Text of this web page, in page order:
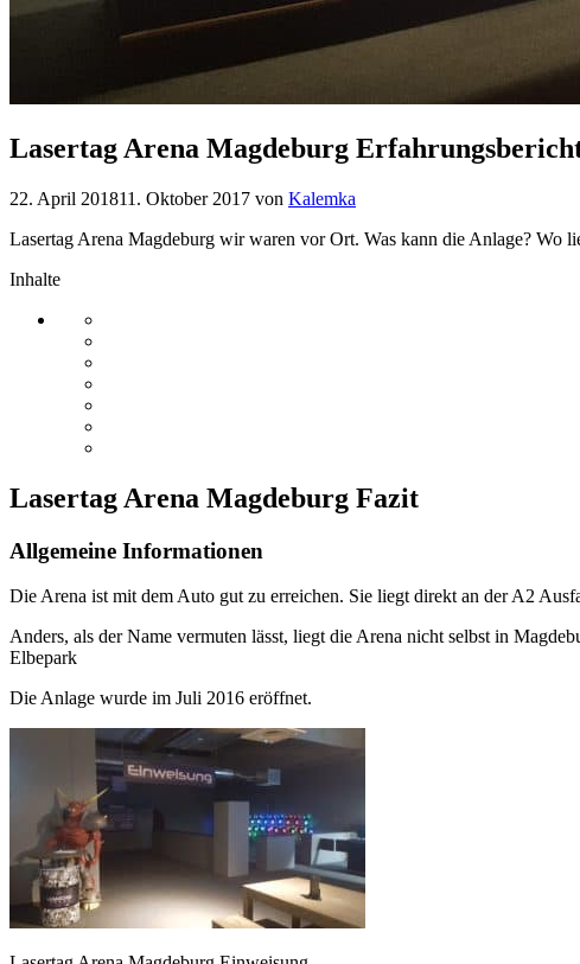
Lasertag Arena Magdeburg
22. April 201811. Oktober 2017 von Kalemka
Lasertag Arena Magdeburg wir waren vor Ort. Was kann die Anlage? Wo
Inhalte
Lasertag Arena Magdeburg Fazit
Allgemeine Informationen
Die Arena ist mit dem Auto gut zu erreichen. Sie liegt direkt an der A2
Anders, als der Name vermuten lässt, liegt die Arena nicht selbst in
Elbepark
Die Anlage wurde im Juli 2016 eröffnet.